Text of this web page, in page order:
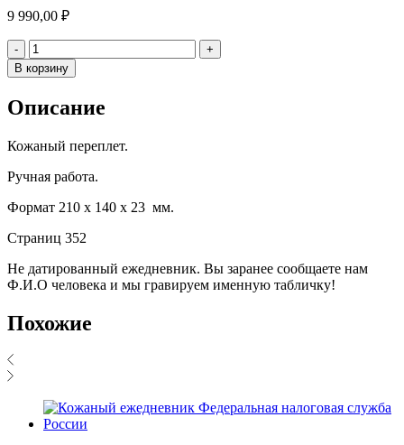
9 990,00 ₽
- Количество
+
В корзину
Описание
Кожаный переплет.
Ручная работа.
Формат 210 х 140 х 23 мм.
Страниц 352
Не датированный ежедневник. Вы заранее сообщаете нам
Ф.И.О человека и мы гравируем именную табличку!
Похожие